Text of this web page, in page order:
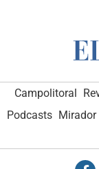
Campolitoral
Podcasts Mirador